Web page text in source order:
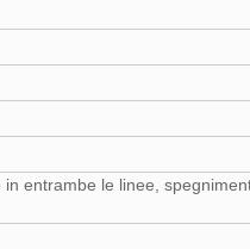
entrambe le linee,